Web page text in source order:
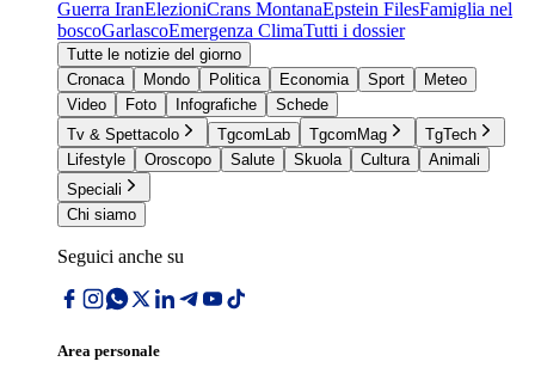
Guerra IranElezioniCrans MontanaEpstein FilesFamiglia nel
boscoGarlascoEmergenza ClimaTutti i dossier
Tutte le notizie del giorno
Cronaca
Mondo Politica Economia Sport
Meteo
Video
Foto Infografiche
Schede
Tv & Spettacolo
TgcomLab TgcomMag
TgTech
Lifestyle
Oroscopo Salute Skuola Cultura
Animali
Speciali
Chi siamo
Seguici anche su
Area personale